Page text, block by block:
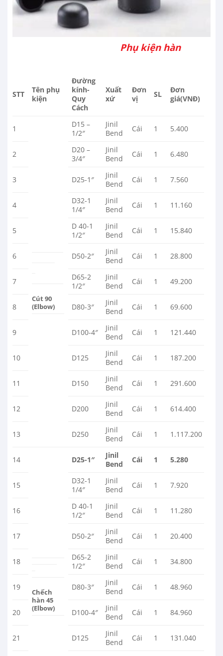
Phụ kiện hàn
STT
Tên phụ
kiện
Đường
kính-
Quy
Cách
Xuất
xứ
Đơn
vị
SL
Đơn
giá(VNĐ)
1
Cút 90
(Elbow)
D15 –
1/2″
Jinil
Bend
Cái 1 5.400
2
D20 –
3/4″
Jinil
Bend
Cái 1 6.480
3 D25-1″
Jinil
Bend
Cái 1 7.560
4
D32-1
1/4″
Jinil
Bend
Cái 1 11.160
5
D 40-1
1/2″
Jinil
Bend
Cái 1 15.840
6 D50-2″
Jinil
Bend
Cái 1 28.800
7
D65-2
1/2″
Jinil
Bend
Cái 1 49.200
8 D80-3″
Jinil
Bend
Cái 1 69.600
9 D100-4″
Jinil
Bend
Cái 1 121.440
10 D125
Jinil
Bend
Cái 1 187.200
11 D150
Jinil
Bend
Cái 1 291.600
12 D200
Jinil
Bend
Cái 1 614.400
13 D250
Jinil
Bend
Cái 1 1.117.200
14
Chếch
hàn 45
(Elbow)
D25-1″
Jinil
Bend
Cái 1 5.280
15
D32-1
1/4″
Jinil
Bend
Cái 1 7.920
16
D 40-1
1/2″
Jinil
Bend
Cái 1 11.280
17 D50-2″
Jinil
Bend
Cái 1 20.400
18
D65-2
1/2″
Jinil
Bend
Cái 1 34.800
19 D80-3″
Jinil
Bend
Cái 1 48.960
20 D100-4″
Jinil
Bend
Cái 1 84.960
21 D125
Jinil
Bend
Cái 1 131.040